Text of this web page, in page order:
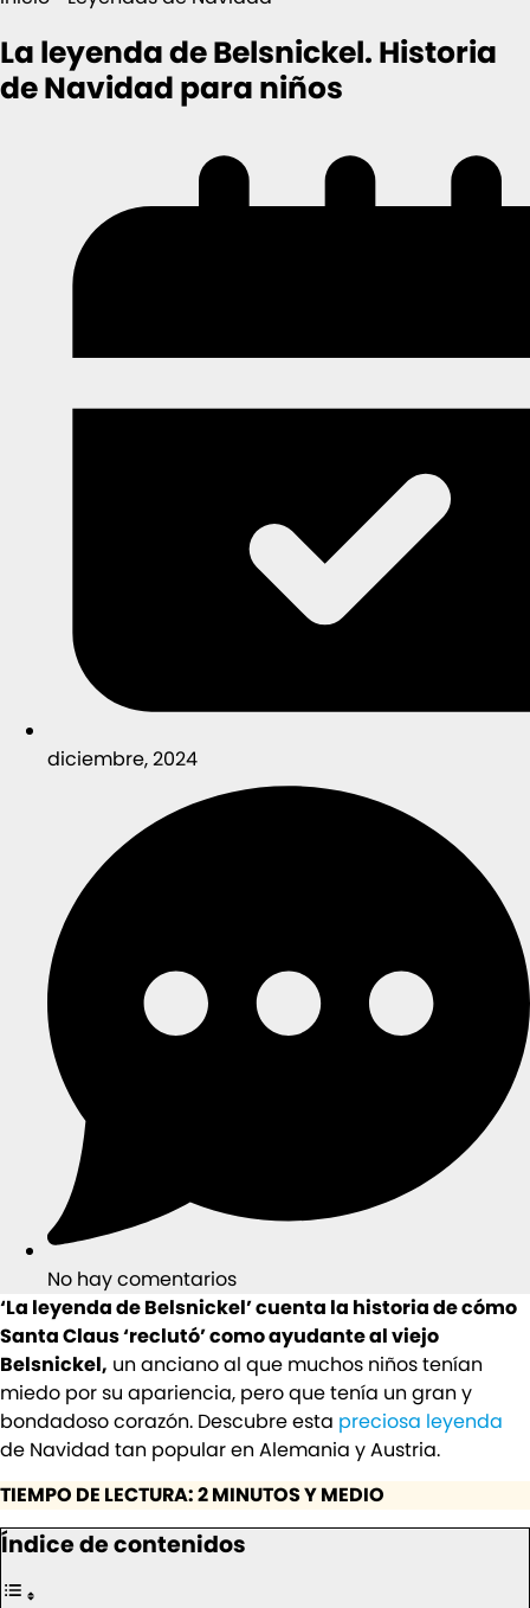
La leyenda de Belsnickel. Historia
de Navidad para niños
diciembre, 2024
No hay comentarios
‘La leyenda de Belsnickel’ cuenta la historia de cómo
Santa Claus ‘reclutó’ como ayudante al viejo
Belsnickel, un anciano al que muchos niños tenían
miedo por su apariencia, pero que tenía un gran y
bondadoso corazón. Descubre esta preciosa leyenda
de Navidad tan popular en Alemania y Austria.
TIEMPO DE LECTURA: 2 MINUTOS Y MEDIO
Índice de contenidos